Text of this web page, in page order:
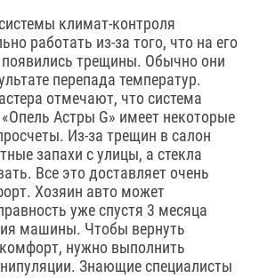
климат-контроля
работать из-за того, что на его
трещины. Обычно они
перепада температур.
отмечают, что система
Астры G» имеет некоторые
Из-за трещин в салон
запахи с улицы, а стекла
Все это доставляет очень
Хозяин авто может
уже спустя 3 месяца
машины. Чтобы вернуть
нужно выполнить
Знающие специалисты